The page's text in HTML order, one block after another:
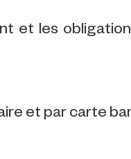
et les
et par carte